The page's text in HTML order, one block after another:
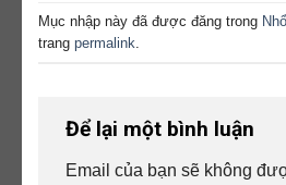
Mục nhập này đã được đăng trong
trang permalink
Để lại một bình luận
Email của bạn sẽ không